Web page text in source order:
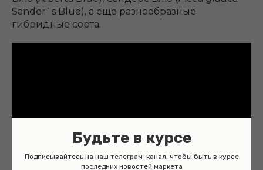
Будьте в курсе
Подписывайтесь на наш телеграм-канал, чтобы быть в курсе
последних новостей маркета
Sander`s Blue), а еще разнообразные
гибридные сорта.